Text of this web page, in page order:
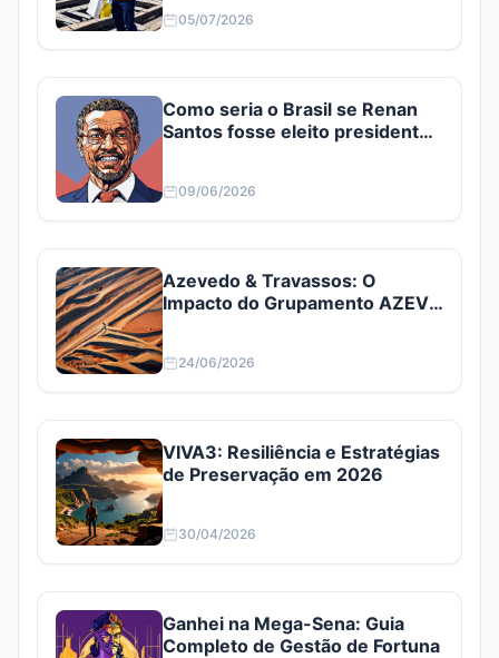
05/07/2026
Como seria o Brasil se Renan
Santos fosse eleito presidente?
09/06/2026
Azevedo & Travassos: O
Impacto do Grupamento AZEV3
24/06/2026
VIVA3: Resiliência e Estratégias
de Preservação em 2026
30/04/2026
Ganhei na Mega-Sena: Guia
Completo de Gestão de Fortuna